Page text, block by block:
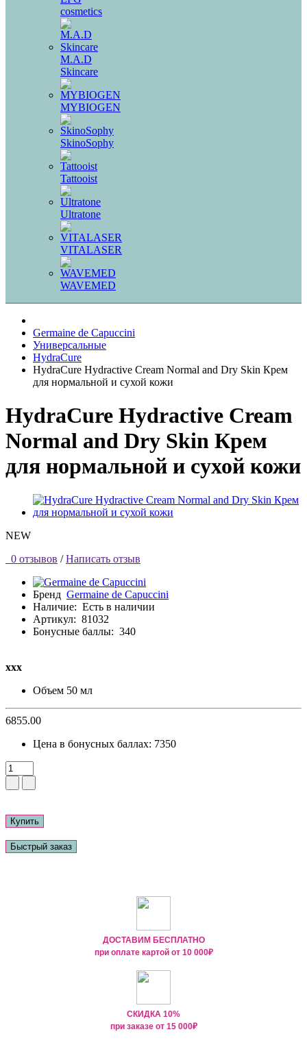
cosmetics
M.A.D
Skincare
MYBIOGEN
SkinoSophy
Tattooist
Ultratone
VITALASER
WAVEMED
Germaine de Capuccini
Универсальные
HydraCure
HydraCure Hydractive Cream Normal and Dry Skin Крем
для нормальной и сухой кожи
HydraCure Hydractive Cream
Normal and Dry Skin Крем
для нормальной и сухой кожи
NEW
0 отзывов / Написать отзыв
Бренд Germaine de Capuccini
Наличие: Есть в наличии
Артикул: 81032
Бонусные баллы: 340
ххх
Объем 50 мл
6855.00
Цена в бонусных баллах: 7350
Купить
Быстрый заказ
ДОСТАВИМ БЕСПЛАТНО
при оплате картой от 10 000₽
СКИДКА 10%
при заказе от 15 000₽